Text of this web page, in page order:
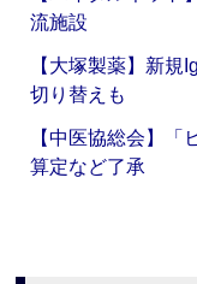
流施設
【大塚製薬】新規
切り替えも
【中医協総会】「
算定など了承